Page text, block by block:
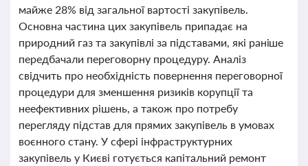
майже 28% від загальної вартості закупівель.
Основна частина цих закупівель припадає на
природний газ та закупівлі за підставами, які раніше
передбачали переговорну процедуру. Аналіз
свідчить про необхідність повернення переговорної
процедури для зменшення ризиків корупції та
неефективних рішень, а також про потребу
перегляду підстав для прямих закупівель в умовах
воєнного стану. У сфері інфраструктурних
закупівель у Києві готується капітальний ремонт